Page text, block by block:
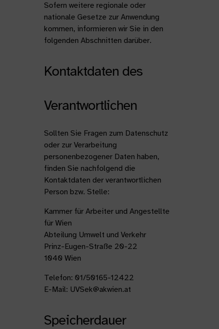
Sofern weitere regionale oder
nationale Gesetze zur Anwendung
kommen, informieren wir Sie in den
folgenden Abschnitten darüber.
Kontaktdaten des
Verantwortlichen
Sollten Sie Fragen zum Datenschutz
oder zur Verarbeitung
personenbezogener Daten haben,
finden Sie nachfolgend die
Kontaktdaten der verantwortlichen
Person bzw. Stelle:
Kammer für Arbeiter und Angestellte
für Wien
Abteilung Umwelt und Verkehr
Prinz-Eugen-Straße 20-22
1040 Wien
Telefon: 01/50165-12422
E-Mail: UVSek@akwien.at
Speicherdauer